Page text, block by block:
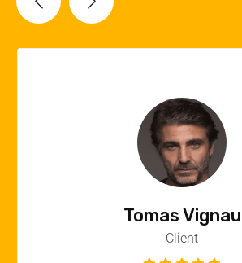
Vincent Quere
Client